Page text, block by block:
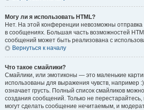
Могу ли я использовать HTML?
Нет. На этой конференции невозможны отправка
в сообщениях. Большая часть возможностей
сообщений может быть реализована с
Вернуться к началу
Что такое смайлики?
Смайлики, или эмотиконы — это маленькие
использованы для выражения чувств, например
означает грусть. Полный список смайликов
создания сообщений. Только не перестарайтесь,
могут сделать сообщение нечитаемым, и